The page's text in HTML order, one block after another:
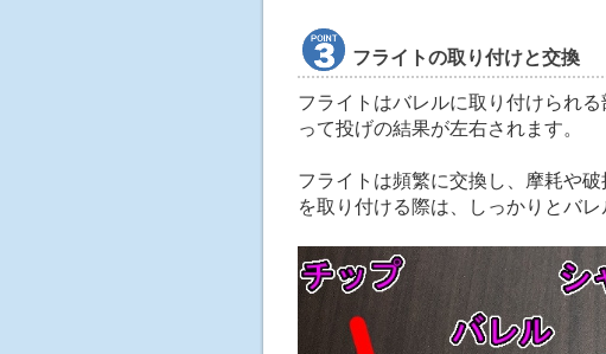
フライトの取り付けと交換
フライトはバレルに取り付けられ
って投げの結果が左右されます。
フライトは頻繁に交換し、摩耗や
を取り付ける際は、しっかりとバ